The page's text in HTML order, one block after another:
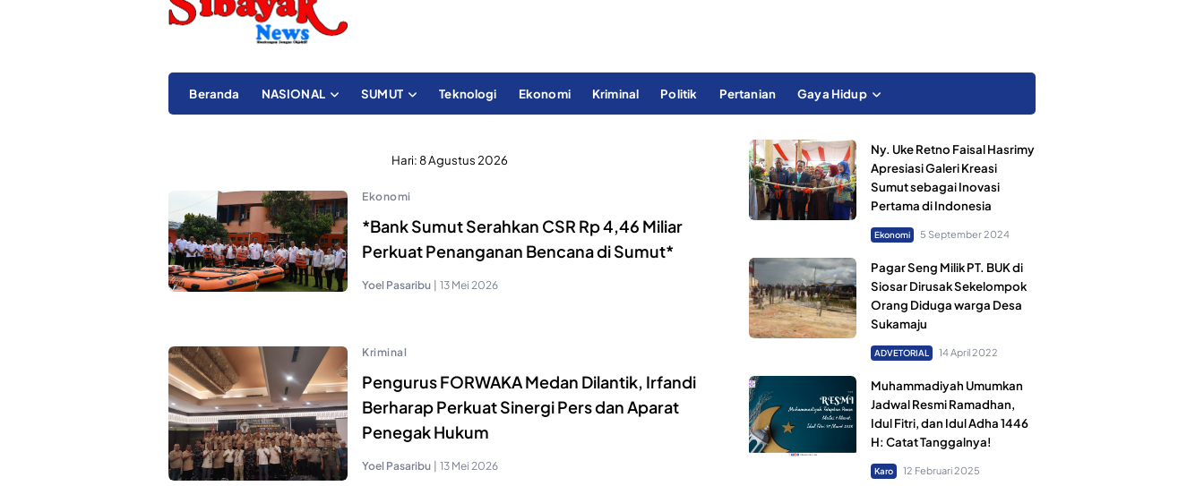
Beranda NASIONAL SUMUT Teknologi Ekonomi Kriminal Politik Pertanian Gaya Hidup
Hari:8 Agustus 2026
Ekonomi
*Bank Sumut Serahkan CSR Rp 4,46 Miliar
Perkuat Penanganan Bencana di Sumut*
Yoel Pasaribu 13 Mei 2026
Kriminal
Pengurus FORWAKA Medan Dilantik, Irfandi
Berharap Perkuat Sinergi Pers dan Aparat
Penegak Hukum
Yoel Pasaribu 13 Mei 2026
Ny. Uke Retno Faisal Hasrimy
Apresiasi Galeri Kreasi
Sumut sebagai Inovasi
Pertama di Indonesia
Ekonomi 5 September 2024
Pagar Seng Milik PT. BUK di
Siosar Dirusak Sekelompok
Orang Diduga warga Desa
Sukamaju
ADVETORIAL 14 April 2022
Muhammadiyah Umumkan
Jadwal Resmi Ramadhan,
Idul Fitri, dan Idul Adha 1446
H: Catat Tanggalnya!
Karo 12 Februari 2025